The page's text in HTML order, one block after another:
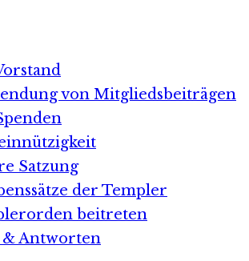
von Mitgliedsbeiträgen
Satzung
der Templer
beitreten
& Antworten